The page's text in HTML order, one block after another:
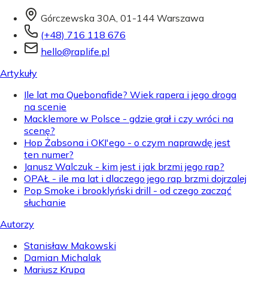
Górczewska 30A, 01-144 Warszawa
(+48) 716 118 676
hello@raplife.pl
Artykuły
Ile lat ma Quebonafide? Wiek rapera i jego droga
na scenie
Macklemore w Polsce - gdzie grał i czy wróci na
scenę?
Hop Żabsona i OKI'ego - o czym naprawdę jest
ten numer?
Janusz Walczuk - kim jest i jak brzmi jego rap?
OPAŁ - ile ma lat i dlaczego jego rap brzmi dojrzalej
Pop Smoke i brooklyński drill - od czego zacząć
słuchanie
Autorzy
Stanisław Makowski
Damian Michalak
Mariusz Krupa